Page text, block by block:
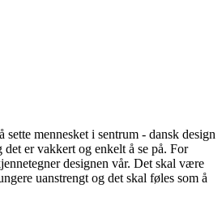
sette mennesket i sentrum - dansk design
er vakkert og enkelt å se på. For
designen vår. Det skal være
uanstrengt og det skal føles som å